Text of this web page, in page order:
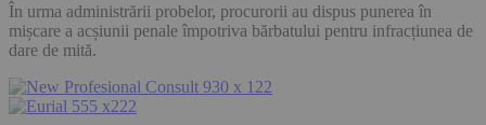
În urma administrării probelor, procurorii au dispus punerea în
mișcare a acșiunii penale împotriva bărbatului pentru infracțiunea de
dare de mită.